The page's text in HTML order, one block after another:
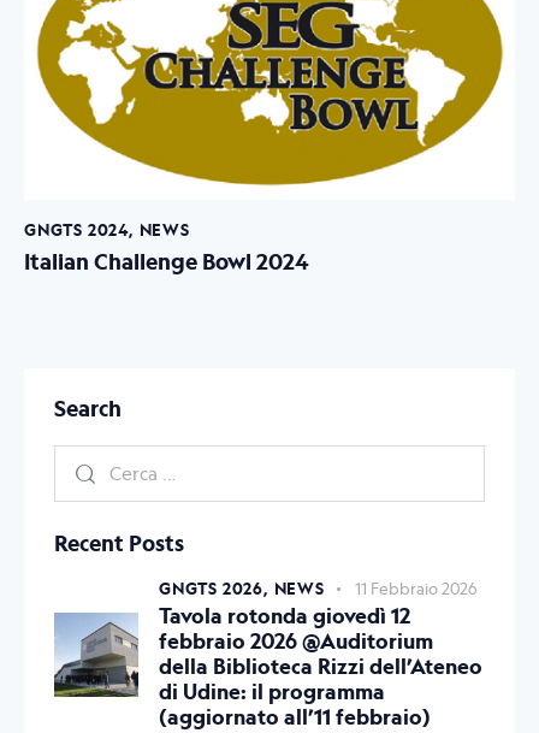
GNGTS 2024, NEWS
Italian Challenge Bowl 2024
Search
Recent Posts
GNGTS 2026, NEWS 11 Febbraio 2026
Tavola rotonda giovedì 12
febbraio 2026 @Auditorium
della Biblioteca Rizzi dell’Ateneo
di Udine: il programma
(aggiornato all’11 febbraio)